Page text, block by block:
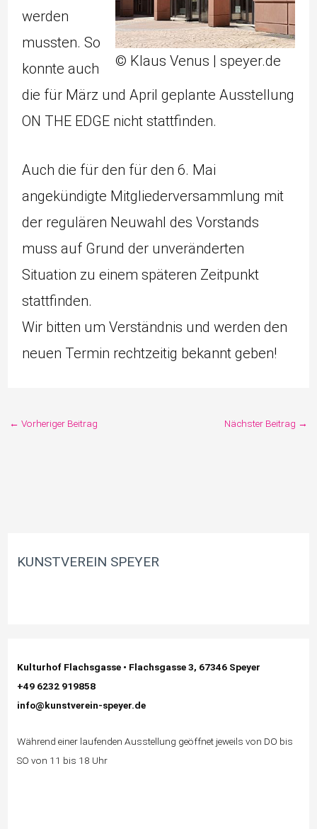
© Klaus Venus | speyer.de
werden
mussten. So
konnte auch
die für März und April geplante Ausstellung
ON THE EDGE nicht stattfinden.
Auch die für den für den 6. Mai
angekündigte Mitgliederversammlung mit
der regulären Neuwahl des Vorstands
muss auf Grund der unveränderten
Situation zu einem späteren Zeitpunkt
stattfinden.
Wir bitten um Verständnis und werden den
neuen Termin rechtzeitig bekannt geben!
← Vorheriger Beitrag Nächster Beitrag →
KUNSTVEREIN SPEYER
Kulturhof Flachsgasse • Flachsgasse 3, 67346 Speyer
+49 6232 919858
info@kunstverein-speyer.de
Während einer laufenden Ausstellung geöffnet jeweils von DO bis
SO von 11 bis 18 Uhr